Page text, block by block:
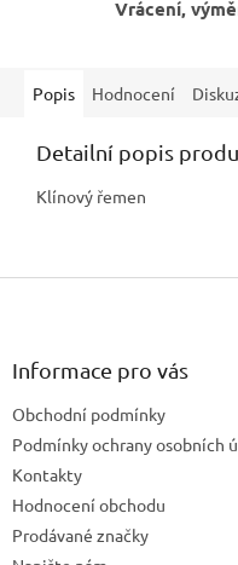
Vrácení,
Popis Hodnocení
Detailní popis
Klínový řemen
Z
Informace pro vás
Obchodní podmínky
Podmínky ochrany osobních
Kontakty
Hodnocení obchodu
Prodávané značky